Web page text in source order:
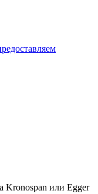
Kronospan или Egger